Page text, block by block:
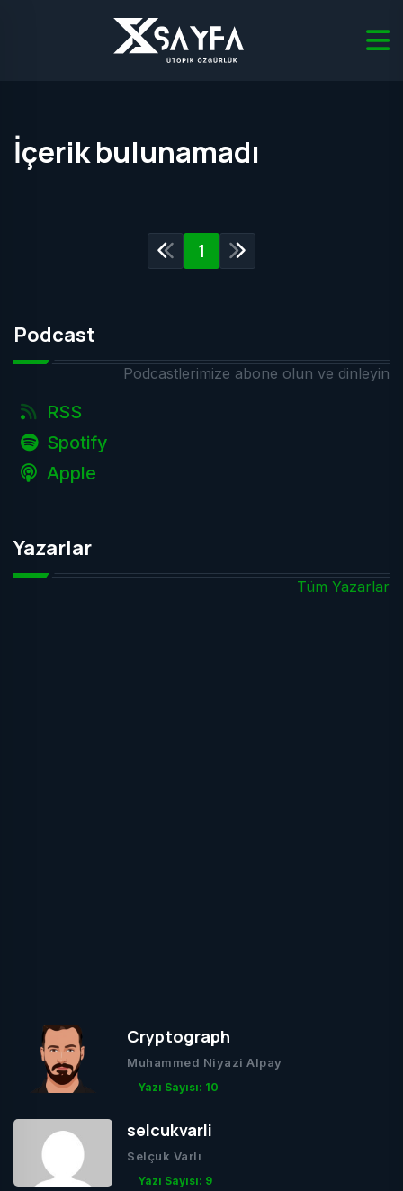
İçerik bulunamadı
1
Podcast
Podcastlerimize abone olun ve dinleyin
RSS
Spotify
Apple
Yazarlar
Tüm Yazarlar
Cryptograph
Muhammed Niyazi Alpay
Yazı Sayısı: 10
selcukvarli
Selçuk Varlı
Yazı Sayısı: 9